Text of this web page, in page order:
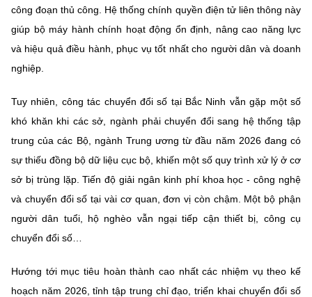
công đoạn thủ công. Hệ thống chính quyền điện tử liên thông này
giúp bộ máy hành chính hoạt động ổn định, nâng cao năng lực
và hiệu quả điều hành, phục vụ tốt nhất cho người dân và doanh
nghiệp.
Tuy nhiên, công tác chuyển đổi số tại Bắc Ninh vẫn gặp một số
khó khăn khi các sở, ngành phải chuyển đổi sang hệ thống tập
trung của các Bộ, ngành Trung ương từ đầu năm 2026 đang có
sự thiếu đồng bộ dữ liệu cục bộ, khiến một số quy trình xử lý ở cơ
sở bị trùng lặp. Tiến độ giải ngân kinh phí khoa học - công nghệ
và chuyển đổi số tại vài cơ quan, đơn vị còn chậm. Một bộ phận
người dân tuổi, hộ nghèo vẫn ngại tiếp cận thiết bị, công cụ
chuyển đổi số…
Hướng tới mục tiêu hoàn thành cao nhất các nhiệm vụ theo kế
hoạch năm 2026, tỉnh tập trung chỉ đạo, triển khai chuyển đổi số